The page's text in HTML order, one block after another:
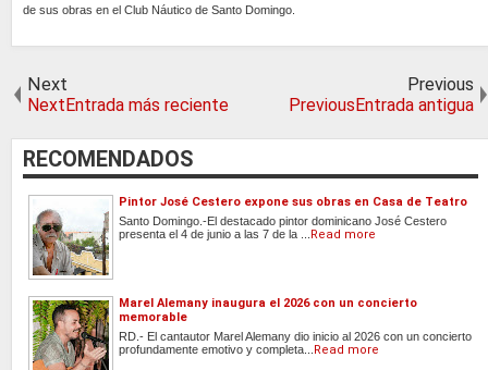
de sus obras en el Club Náutico de Santo Domingo.
Next
NextEntrada más reciente
Previous
PreviousEntrada antigua
RECOMENDADOS
Pintor José Cestero expone sus obras en Casa de Teatro
Santo Domingo.-El destacado pintor dominicano José Cestero
presenta el 4 de junio a las 7 de la ... Read more
Marel Alemany inaugura el 2026 con un concierto
memorable
RD.- El cantautor Marel Alemany dio inicio al 2026 con un concierto
profundamente emotivo y completa... Read more